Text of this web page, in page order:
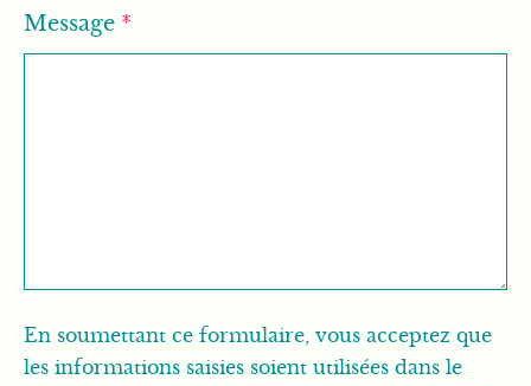
Message *
En soumettant ce formulaire, vous acceptez que
les informations saisies soient utilisées dans le